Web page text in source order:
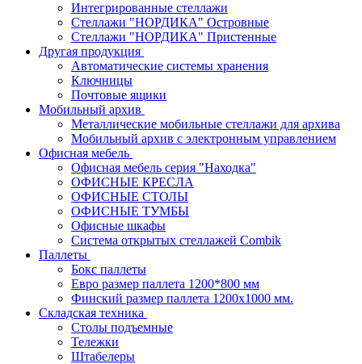
Интегрированные стеллажи
Стеллажи "НОРДИКА" Островные
Стеллажи "НОРДИКА" Пристенные
Другая продукция
Автоматические системы хранения
Ключницы
Почтовые ящики
Мобильный архив
Металлические мобильные стеллажи для архива
Мобильный архив с электронным управлением
Офисная мебель
Офисная мебель серия "Находка"
ОФИСНЫЕ КРЕСЛА
ОФИСНЫЕ СТОЛЫ
ОФИСНЫЕ ТУМБЫ
Офисные шкафы
Система открытых стеллажей Combik
Паллеты
Бокс паллеты
Евро размер паллета 1200*800 мм
Финский размер паллета 1200х1000 мм.
Складская техника
Столы подъемные
Тележки
Штабелеры